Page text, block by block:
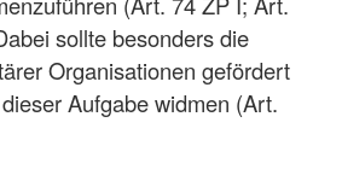
sollte besonders die
Organisationen gefördert
Aufgabe widmen (Art.